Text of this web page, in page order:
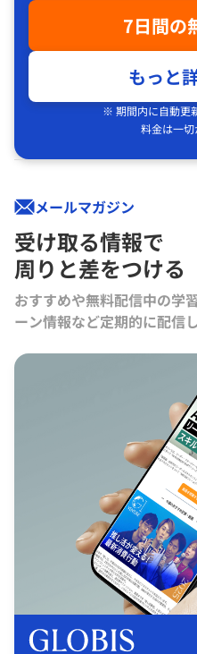
7日間の
もっと
※ 期間内に自動更
料金は一
メールマガジン
受け取る情報で
周りと差をつける
おすすめや無料配信中の学
ーン情報など定期的に配信